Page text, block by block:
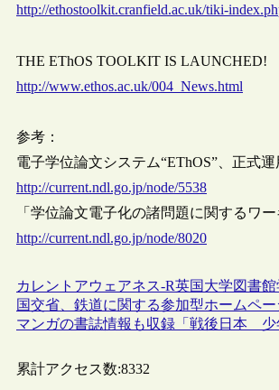
http://ethostoolkit.cranfield.ac.uk/tiki-
THE EThOS TOOLKIT IS LAUNCHED!
http://www.ethos.ac.uk/004_News.html
参考：
電子学位論文システム“EThOS”、正式運
http://current.ndl.go.jp/node/5538
「学位論文電子化の諸問題に関するワ
http://current.ndl.go.jp/node/8020
カレントアウェアネス-R英国 大学図書館
国交省、鉄道に関する参加型ホームペ
マンガの書誌情報も収録「戦後日本
累計アクセス数:8332